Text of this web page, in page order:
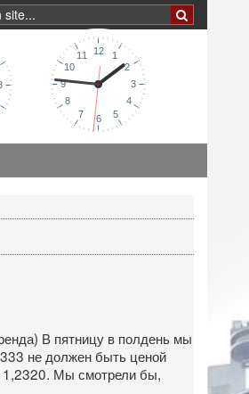
В пятницу в полдень мы
не должен быть ценой
1,2320. Мы смотрели бы,